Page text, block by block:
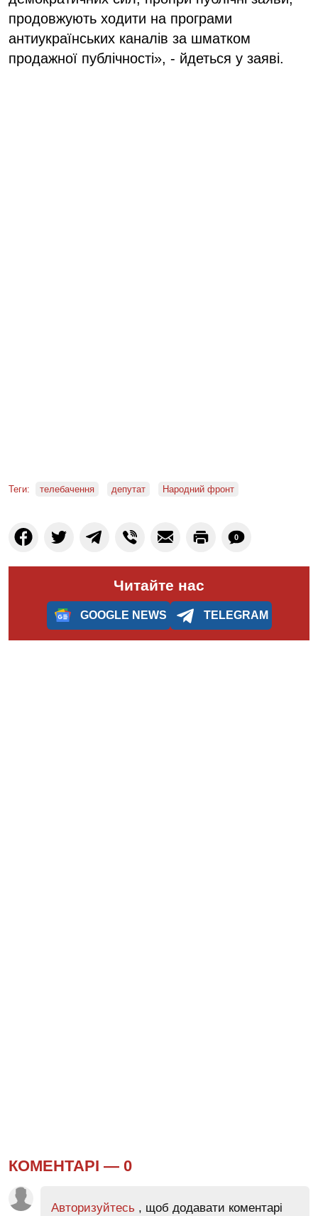
продовжують ходити на програми
антиукраїнських каналів за шматком
продажної публічності», - йдеться у заяві.
Теги: телебачення депутат Народний фронт
0
Читайте нас
GOOGLE NEWS TELEGRAM
КОМЕНТАРІ — 0
Авторизуйтесь , щоб додавати коментарі